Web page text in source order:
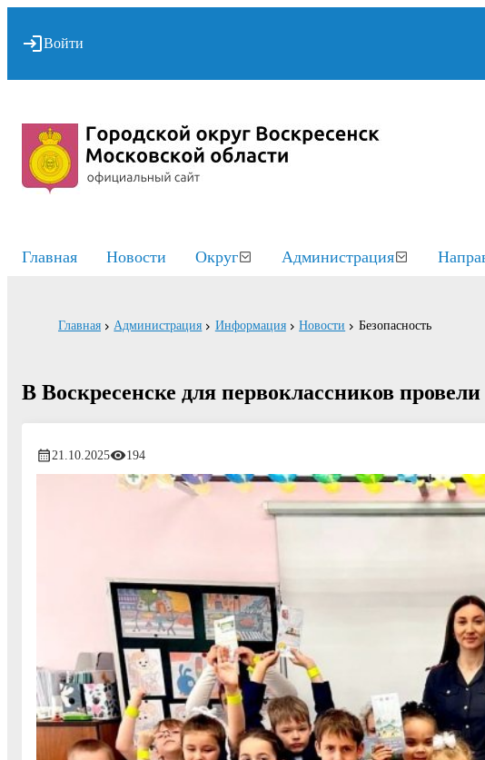
Войти
Главная Новости Округ Администрация
Главная Администрация Информация Новости Безопасность
В Воскресенске для первоклассников
21.10.2025 194